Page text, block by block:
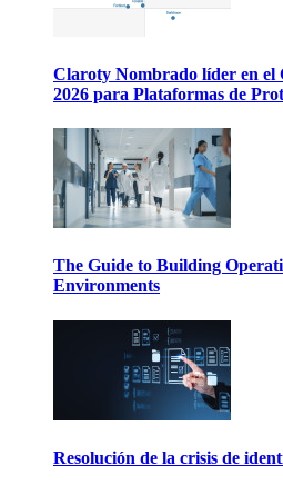
Claroty Nombrado líder en
2026 para Plataformas de
The Guide to Building
Environments
Resolución de la crisis de